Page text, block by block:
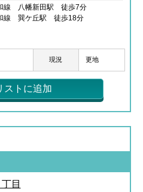
線 八幡新田駅 徒歩7分
線 巽ケ丘駅 徒歩18分
現況 更地
ストに追加
目